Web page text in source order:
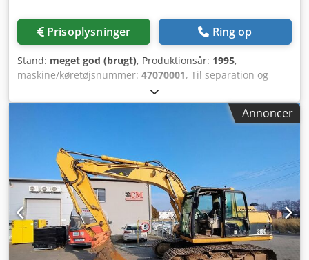
Prisoplysninger Ring op
Stand: meget god (brugt), Produktionsår: 1995,
maskine/køretøjsnummer: 47070001, Til separation og
udskillelse af let- og uønsket materiale Tromle-diameter x
bredde: 1.400 x 1.200 mm Chodpfx Apsqi Eh Hjboa
Vibrationsindføringsrende Blæser med V = 7.000 m³/t inkl.
Annoncer